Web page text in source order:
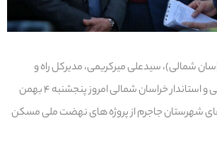
شمالی)، سیدعلی میرکریمی، مدیرکل راه و
شهرسازی خراسان شمالی و استاندار خراسان شمالی امروز پنجشنبه ۴ بهمن
های شهرستان جاجرم از پروژه های نهضت ملی مسکن